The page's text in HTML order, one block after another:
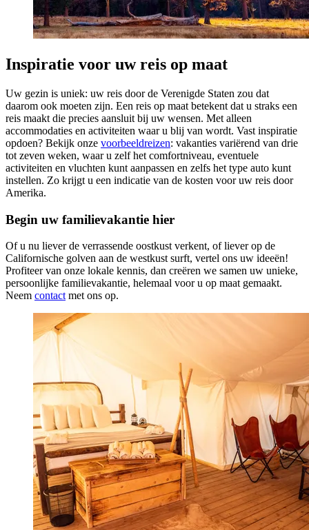
Inspiratie voor uw reis op maat
Uw gezin is uniek: uw reis door de Verenigde Staten zou dat
daarom ook moeten zijn. Een reis op maat betekent dat u straks een
reis maakt die precies aansluit bij uw wensen. Met alleen
accommodaties en activiteiten waar u blij van wordt. Vast inspiratie
opdoen? Bekijk onze voorbeeldreizen: vakanties variërend van drie
tot zeven weken, waar u zelf het comfortniveau, eventuele
activiteiten en vluchten kunt aanpassen en zelfs het type auto kunt
instellen. Zo krijgt u een indicatie van de kosten voor uw reis door
Amerika.
Begin uw familievakantie hier
Of u nu liever de verrassende oostkust verkent, of liever op de
Californische golven aan de westkust surft, vertel ons uw ideeën!
Profiteer van onze lokale kennis, dan creëren we samen uw unieke,
persoonlijke familievakantie, helemaal voor u op maat gemaakt.
Neem contact met ons op.